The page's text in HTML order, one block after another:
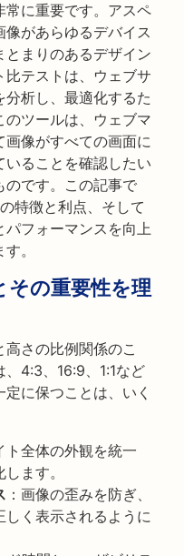
常に重要です。アスペ
があらゆるデバイス
まりのあるデザイン
テストは、ウェブサ
析し、最適化するた
ツールは、ウェブマ
画像がすべての画面に
ることを確認したい
のです。この記事で
特徴と利点、そして
パフォーマンスを向上
。
その重要性を理
さの比例関係のこ
4:3、16:9、1:1など
に保つことは、いく
ト全体の外観を統一
ます。
：画像の歪みを防ぎ、
く表示されるように